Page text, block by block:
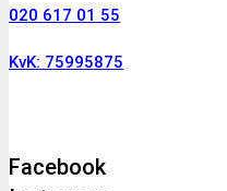
020 617 01 55
KvK: 75995875
Facebook